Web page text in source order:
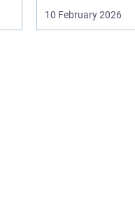
klippe og adskille
forskellige ...
10 February 2026